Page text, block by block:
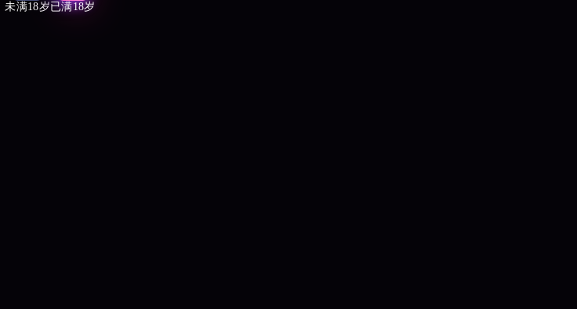
未满18岁已满18岁